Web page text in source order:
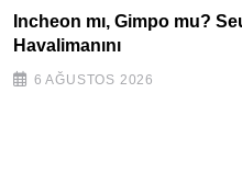
Incheon mı, Gimpo mu?
Havalimanını
6 AĞUSTOS 2026